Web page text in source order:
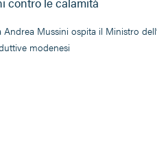
Andrea Mussini ospita il Ministro
modenesi